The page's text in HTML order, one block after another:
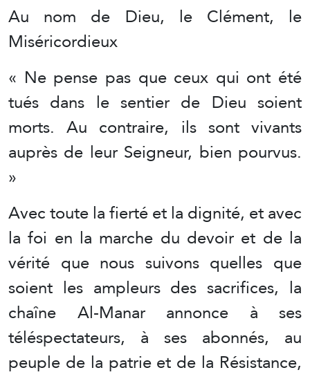
Au nom de Dieu, le Clément, le
Miséricordieux
« Ne pense pas que ceux qui ont été
tués dans le sentier de Dieu soient
morts. Au contraire, ils sont vivants
auprès de leur Seigneur, bien pourvus.
»
Avec toute la fierté et la dignité, et avec
la foi en la marche du devoir et de la
vérité que nous suivons quelles que
soient les ampleurs des sacrifices, la
chaîne Al-Manar annonce à ses
téléspectateurs, à ses abonnés, au
peuple de la patrie et de la Résistance,